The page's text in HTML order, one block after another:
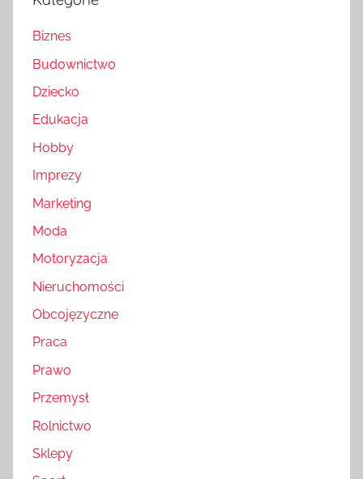
Biznes
Budownictwo
Dziecko
Edukacja
Hobby
Imprezy
Marketing
Moda
Motoryzacja
Nieruchomości
Obcojęzyczne
Praca
Prawo
Przemysł
Rolnictwo
Sklepy